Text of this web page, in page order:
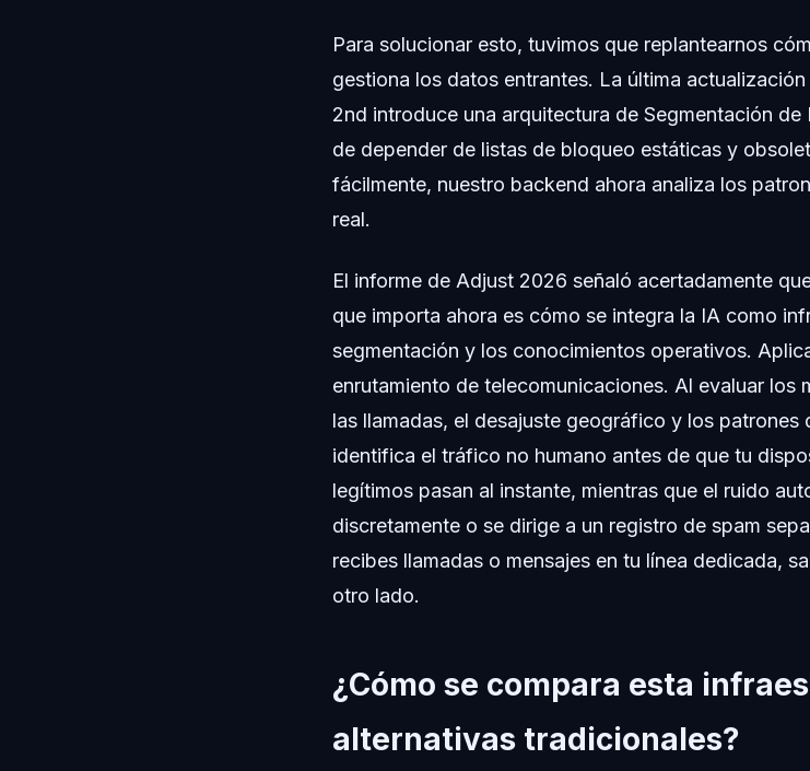
Para solucionar esto, tuvimos que replantearnos
gestiona los datos entrantes. La última
2nd introduce una arquitectura de Segmentación
de depender de listas de bloqueo estáticas y
fácilmente, nuestro backend ahora analiza los
real.
El informe de Adjust 2026 señaló acertadamente
que importa ahora es cómo se integra la IA como
segmentación y los conocimientos operativos.
enrutamiento de telecomunicaciones. Al evaluar
las llamadas, el desajuste geográfico y los
identifica el tráfico no humano antes de que tu
legítimos pasan al instante, mientras que el ruido
discretamente o se dirige a un registro de spam
recibes llamadas o mensajes en tu línea dedicada,
otro lado.
¿Cómo se compara esta
alternativas tradicionales?